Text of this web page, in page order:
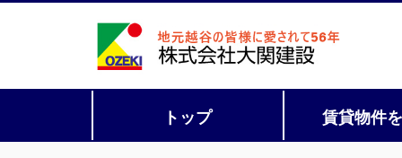
トップ 賃貸物件